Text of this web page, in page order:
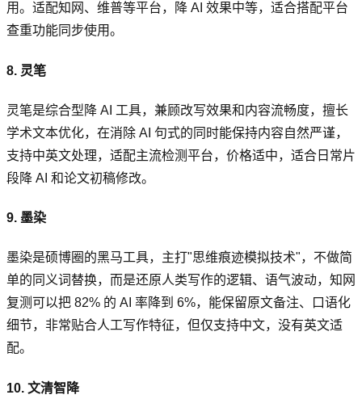
用。适配知网、维普等平台，降 AI 效果中等，适合搭配平台
查重功能同步使用。
8. 灵笔
灵笔是综合型降 AI 工具，兼顾改写效果和内容流畅度，擅长
学术文本优化，在消除 AI 句式的同时能保持内容自然严谨，
支持中英文处理，适配主流检测平台，价格适中，适合日常片
段降 AI 和论文初稿修改。
9. 墨染
墨染是硕博圈的黑马工具，主打"思维痕迹模拟技术"，不做简
单的同义词替换，而是还原人类写作的逻辑、语气波动，知网
复测可以把 82% 的 AI 率降到 6%，能保留原文备注、口语化
细节，非常贴合人工写作特征，但仅支持中文，没有英文适
配。
10. 文清智降